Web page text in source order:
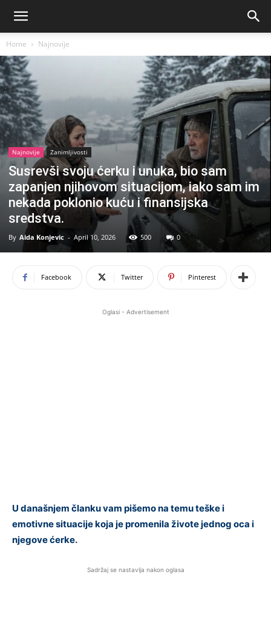
Home Najnovije
Najnovije Zanimljivosti
Susrevši svoju ćerku i unuka, bio sam
zapanjen njihovom situacijom, iako sam im
nekada poklonio kuću i finansijska
sredstva.
By Aida Konjevic - April 10, 2026 500 0
Facebook Twitter Pinterest
Oglasi - Advertisement
U današnjem članku vam pišemo na temu teške i
emotivne situacije koja je promenila živote jednog oca i
njegove ćerke.
Sadržaj se nastavlja nakon oglasa